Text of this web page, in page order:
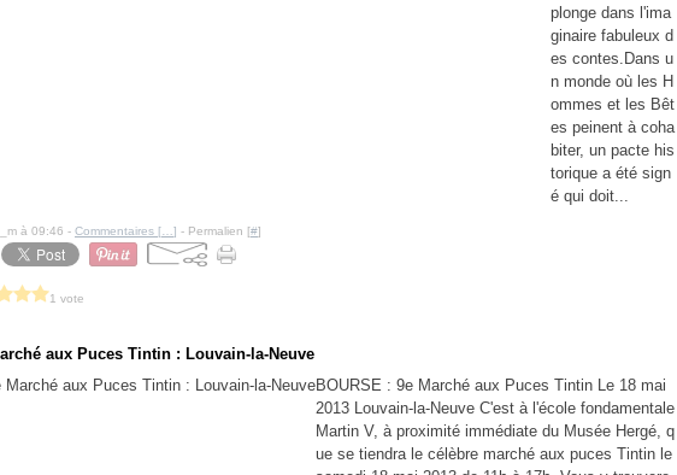
plonge dans l'ima
ginaire fabuleux d
es contes.Dans u
n monde où les H
ommes et les Bêt
es peinent à coha
biter, un pacte his
torique a été sign
é qui doit...
à 09:46 - Commentaires [ ] - Permalien [#]
1 vote
aux Puces Tintin : Louvain-la-Neuve
BOURSE : 9e Marché aux Puces Tintin Le 18 mai
2013 Louvain-la-Neuve C'est à l'école fondamentale
Martin V, à proximité immédiate du Musée Hergé, q
ue se tiendra le célèbre marché aux puces Tintin le